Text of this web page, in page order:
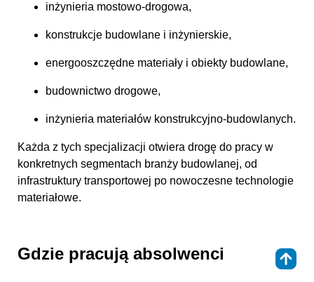
inżynieria mostowo-drogowa,
konstrukcje budowlane i inżynierskie,
energooszczędne materiały i obiekty budowlane,
budownictwo drogowe,
inżynieria materiałów konstrukcyjno-budowlanych.
Każda z tych specjalizacji otwiera drogę do pracy w
konkretnych segmentach branży budowlanej, od
infrastruktury transportowej po nowoczesne technologie
materiałowe.
Gdzie pracują absolwenci